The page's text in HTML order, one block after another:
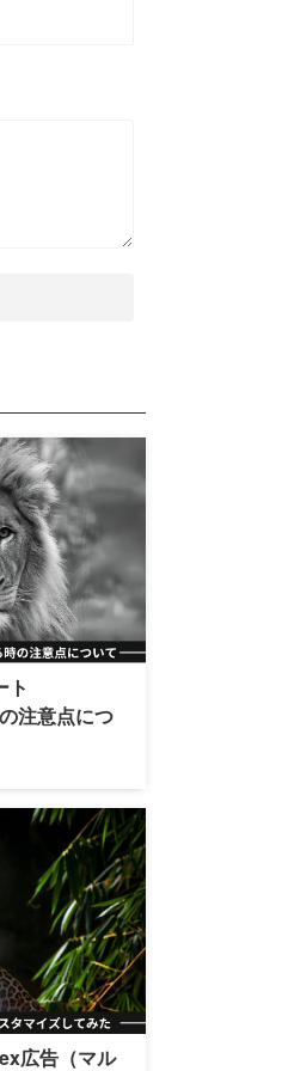
ト
注意点につ
広告（マル